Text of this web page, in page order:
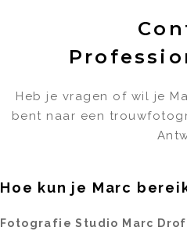
Heb je vragen of wil je
bent naar een
Hoe kun je Marc
Fotografie Studio Marc